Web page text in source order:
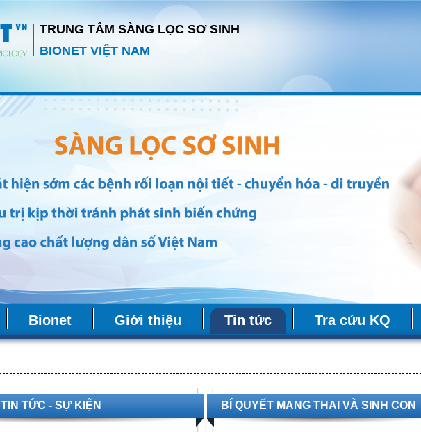
TRUNG TÂM SÀNG LỌC SƠ SINH
BIONET VIỆT NAM
Bionet Giới thiệu Tin tức Tra cứu KQ
TIN TỨC - SỰ KIỆN BÍ QUYẾT MANG THAI VÀ SINH CON